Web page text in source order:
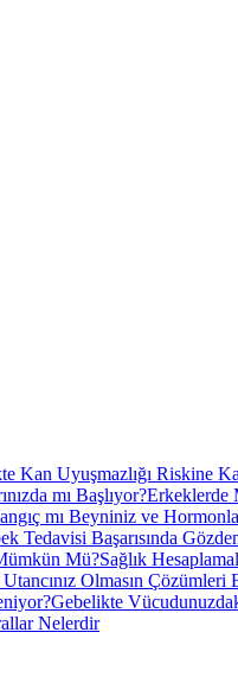
Kan Uyuşmazlığı Riskine
mı Başlıyor?Erkeklerde
mı Beyniniz ve
Tedavisi Başarısında
Mü?Sağlık
Olmasın Çözümleri
Gebelikte
Nelerdir